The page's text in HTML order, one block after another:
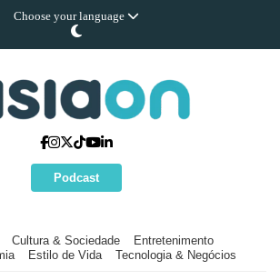
Choose your language
Podcast
Cultura & Sociedade
Entretenimento
Estilo de Vida Tecnologia & Negócios